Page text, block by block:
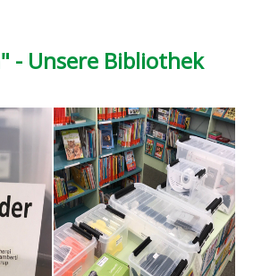
- Unsere Bibliothek